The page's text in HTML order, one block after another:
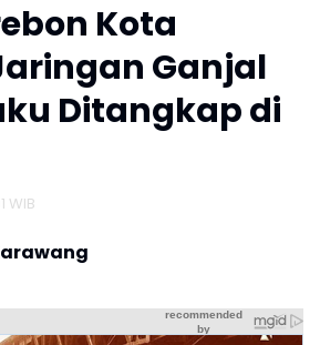
Kota
Ganjal
Ditangkap di
WIB